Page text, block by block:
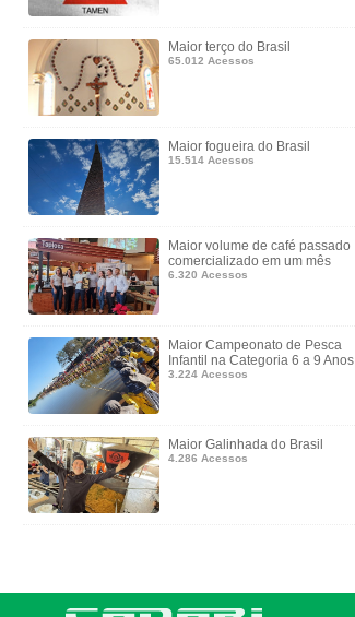
Maior terço do Brasil
65.012 Acessos
Maior fogueira do Brasil
15.514 Acessos
Maior volume de café passado
comercializado em um mês
6.320 Acessos
Maior Campeonato de Pesca
Infantil na Categoria 6 a 9 Anos
3.224 Acessos
Maior Galinhada do Brasil
4.286 Acessos